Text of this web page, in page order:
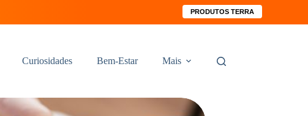
PRODUTOS TERRA
Curiosidades Bem-Estar Mais